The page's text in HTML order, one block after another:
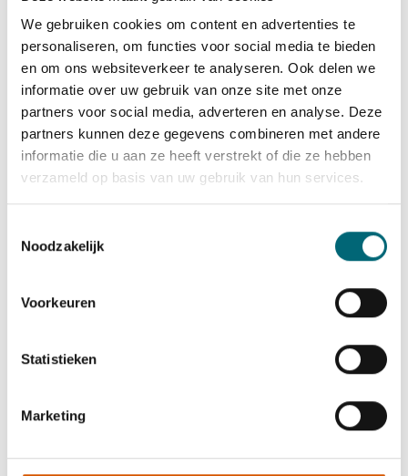
We gebruiken cookies om content en advertenties te
personaliseren, om functies voor social media te bieden
en om ons websiteverkeer te analyseren. Ook delen we
informatie over uw gebruik van onze site met onze
partners voor social media, adverteren en analyse. Deze
partners kunnen deze gegevens combineren met andere
informatie die u aan ze heeft verstrekt of die ze hebben
verzameld op basis van uw gebruik van hun services.
Noodzakelijk
Voorkeuren
Statistieken
Marketing
opleiding tot plaatsing begeleidt. Zo weet je
zeker dat je niet alleen je diploma haalt, maar
ook daadwerkelijk aan de slag kunt. Je kunt
directonze actuele taxichauffeur vacatures
bekijken om te zien welke werkgevers
momenteel op zoek zijn naar nieuwe
chauffeurs.
bij jouw situatie past?
Meld je aan voor een
contact met ons op.
mogelijkheden er voor jou zijn in 2026.
Hoe lang duurt het